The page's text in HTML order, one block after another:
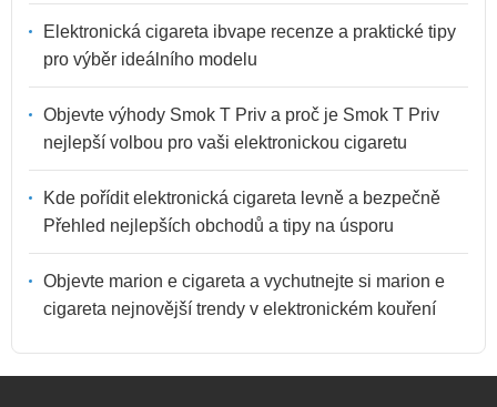
Elektronická cigareta ibvape recenze a praktické tipy
pro výběr ideálního modelu
Objevte výhody Smok T Priv a proč je Smok T Priv
nejlepší volbou pro vaši elektronickou cigaretu
Kde pořídit elektronická cigareta levně a bezpečně
Přehled nejlepších obchodů a tipy na úsporu
Objevte marion e cigareta a vychutnejte si marion e
cigareta nejnovější trendy v elektronickém kouření